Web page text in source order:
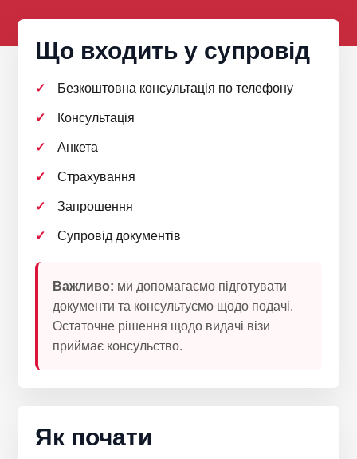
Що входить у супровід
Безкоштовна консультація по телефону
Консультація
Анкета
Страхування
Запрошення
Супровід документів
Важливо: ми допомагаємо підготувати
документи та консультуємо щодо подачі.
Остаточне рішення щодо видачі візи
приймає консульство.
Як почати